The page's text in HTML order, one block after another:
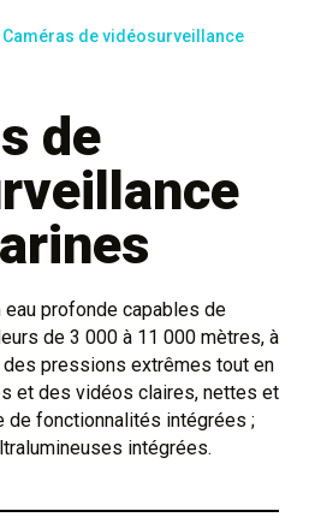
Caméras de vidéosurveillance
de
profonde capables de
de 3 000 à 11 000 mètres, à
pressions extrêmes tout en
et des vidéos claires, nettes et
de fonctionnalités intégrées ;
intégrées.